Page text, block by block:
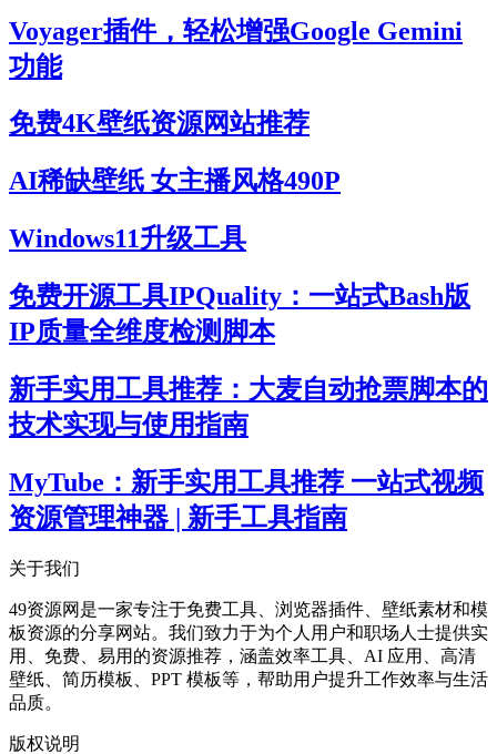
Voyager插件，轻松增强Google Gemini
功能
免费4K壁纸资源网站推荐
AI稀缺壁纸 女主播风格490P
Windows11升级工具
免费开源工具IPQuality：一站式Bash版
IP质量全维度检测脚本
新手实用工具推荐：大麦自动抢票脚本的
技术实现与使用指南
MyTube：新手实用工具推荐 一站式视频
资源管理神器 | 新手工具指南
关于我们
49资源网是一家专注于免费工具、浏览器插件、壁纸素材和模
板资源的分享网站。我们致力于为个人用户和职场人士提供实
用、免费、易用的资源推荐，涵盖效率工具、AI 应用、高清
壁纸、简历模板、PPT 模板等，帮助用户提升工作效率与生活
品质。
版权说明